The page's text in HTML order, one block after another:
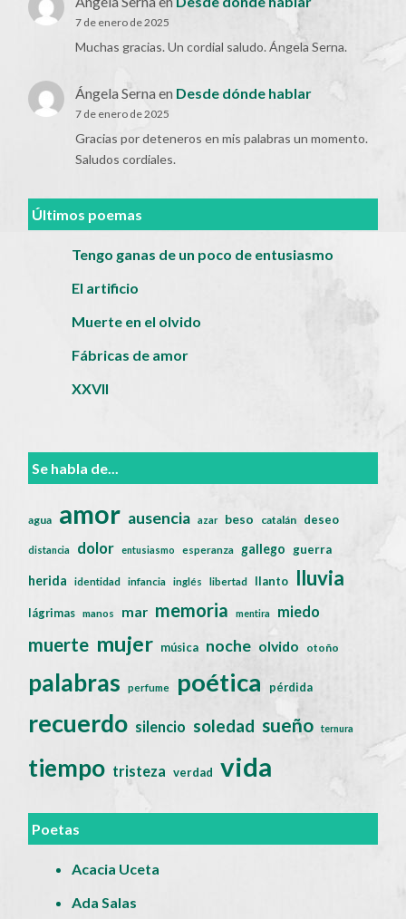
7 de enero de 2025
Muchas gracias. Un cordial saludo. Ángela Serna.
Ángela Serna en Desde dónde hablar
7 de enero de 2025
Gracias por deteneros en mis palabras un momento.
Saludos cordiales.
Últimos poemas
Tengo ganas de un poco de entusiasmo
El artificio
Muerte en el olvido
Fábricas de amor
XXVII
Se habla de...
agua amor ausencia azar beso catalán deseo
distancia dolor entusiasmo esperanza gallego guerra
herida identidad infancia inglés libertad llanto lluvia
lágrimas manos mar memoria mentira miedo
muerte mujer música noche olvido otoño
palabras perfume poética pérdida
recuerdo silencio soledad sueño ternura
tiempo tristeza verdad vida
Poetas
Acacia Uceta
Ada Salas